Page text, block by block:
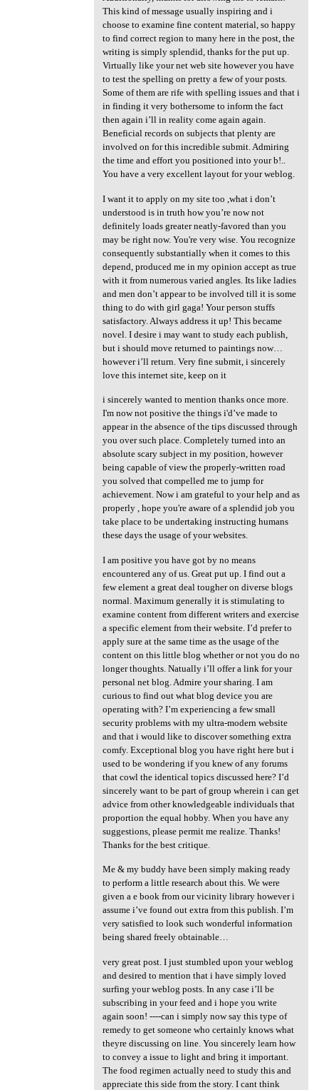
This kind of message usually inspiring and i
choose to examine fine content material, so happy
to find correct region to many here in the post, the
writing is simply splendid, thanks for the put up.
Virtually like your net web site however you have
to test the spelling on pretty a few of your posts.
Some of them are rife with spelling issues and that i
in finding it very bothersome to inform the fact
then again i’ll in reality come again again.
Beneficial records on subjects that plenty are
involved on for this incredible submit. Admiring
the time and effort you positioned into your b!..
You have a very excellent layout for your weblog.
I want it to apply on my site too ,what i don’t
understood is in truth how you’re now not
definitely loads greater neatly-favored than you
may be right now. You're very wise. You recognize
consequently substantially when it comes to this
depend, produced me in my opinion accept as true
with it from numerous varied angles. Its like ladies
and men don’t appear to be involved till it is some
thing to do with girl gaga! Your person stuffs
satisfactory. Always address it up! This became
novel. I desire i may want to study each publish,
but i should move returned to paintings now…
however i’ll return. Very fine submit, i sincerely
love this internet site, keep on it
i sincerely wanted to mention thanks once more.
I'm now not positive the things i'd’ve made to
appear in the absence of the tips discussed through
you over such place. Completely turned into an
absolute scary subject in my position, however
being capable of view the properly-written road
you solved that compelled me to jump for
achievement. Now i am grateful to your help and as
properly , hope you're aware of a splendid job you
take place to be undertaking instructing humans
these days the usage of your websites.
I am positive you have got by no means
encountered any of us. Great put up. I find out a
few element a great deal tougher on diverse blogs
normal. Maximum generally it is stimulating to
examine content from different writers and exercise
a specific element from their website. I’d prefer to
apply sure at the same time as the usage of the
content on this little blog whether or not you do no
longer thoughts. Natually i’ll offer a link for your
personal net blog. Admire your sharing. I am
curious to find out what blog device you are
operating with? I’m experiencing a few small
security problems with my ultra-modern website
and that i would like to discover something extra
comfy. Exceptional blog you have right here but i
used to be wondering if you knew of any forums
that cowl the identical topics discussed here? I’d
sincerely want to be part of group wherein i can get
advice from other knowledgeable individuals that
proportion the equal hobby. When you have any
suggestions, please permit me realize. Thanks!
Thanks for the best critique.
Me & my buddy have been simply making ready
to perform a little research about this. We were
given a e book from our vicinity library however i
assume i’ve found out extra from this publish. I’m
very satisfied to look such wonderful information
being shared freely obtainable…
very great post. I just stumbled upon your weblog
and desired to mention that i have simply loved
surfing your weblog posts. In any case i’ll be
subscribing in your feed and i hope you write
again soon! ----can i simply now say this type of
remedy to get someone who certainly knows what
theyre discussing on line. You sincerely learn how
to convey a issue to light and bring it important.
The food regimen actually need to study this and
appreciate this side from the story. I cant think